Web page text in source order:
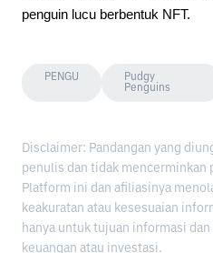
penguin lucu berbentuk NFT.
PENGU
Pudgy
Penguins
Disclaimer: Pandangan yang
penulis dan tidak mencerminkan
Platform ini dan afiliasinya
keakuratan atau kesesuaian
hanya untuk tujuan informasi dan
keuangan atau investasi.